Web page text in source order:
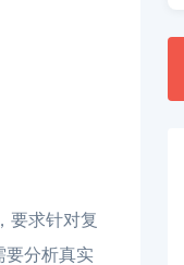
要求针对复
要分析真实